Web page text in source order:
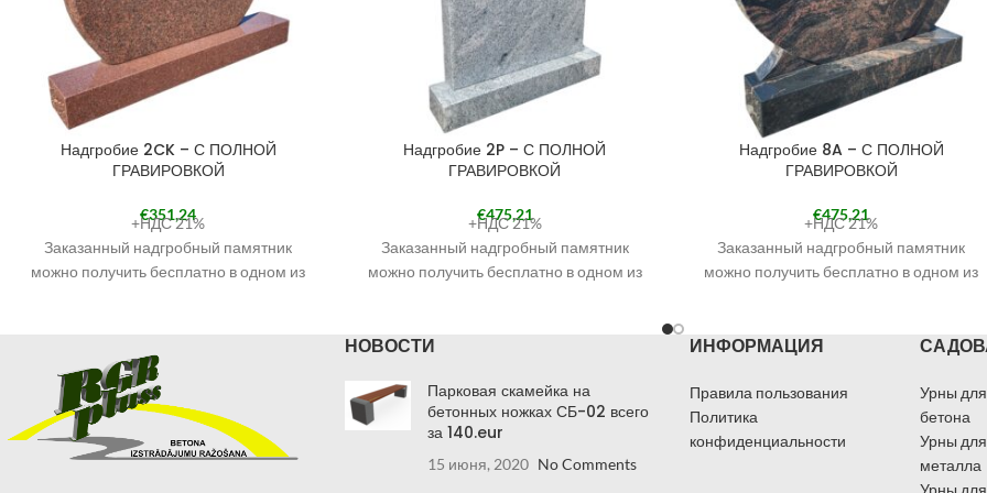
Надгробие 2CK – С ПОЛНОЙ
ГРАВИРОВКОЙ
€351,24
+НДС 21%
Заказанный надгробный памятник
можно получить бесплатно в одном из
«Самовывоз в Кандаве» и в
примечаниях укажите филиал, в
котором хотите получить надгробие.
Получить заказанный надгробный
памятник по указанному Вами адресу
Надгробие 2P – С ПОЛНОЙ
ГРАВИРОВКОЙ
€475,21
+НДС 21%
Заказанный надгробный памятник
можно получить бесплатно в одном из
При оформлении заказа выберите
примечаниях укажите филиал, в
котором хотите получить надгробие.
Получить заказанный надгробный
памятник по указанному Вами адресу
Надгробие 8A – С ПОЛНОЙ
ГРАВИРОВКОЙ
€475,21
+НДС 21%
Заказанный надгробный памятник
можно получить бесплатно в одном из
При оформлении заказа выберите
примечаниях укажите филиал, в
котором хотите получить надгробие.
Получить заказанный надгробный
памятник по указанному Вами адресу
также возможно через курьерскую
НОВОСТИ
Парковая скамейка на
бетонных ножках СБ-02 всего
за 140.eur
15 июня, 2020 No Comments
ИНФОРМАЦИЯ
Правила пользования
Политика
конфиденциальности
Урны
бетона
Урны
металла
Урны